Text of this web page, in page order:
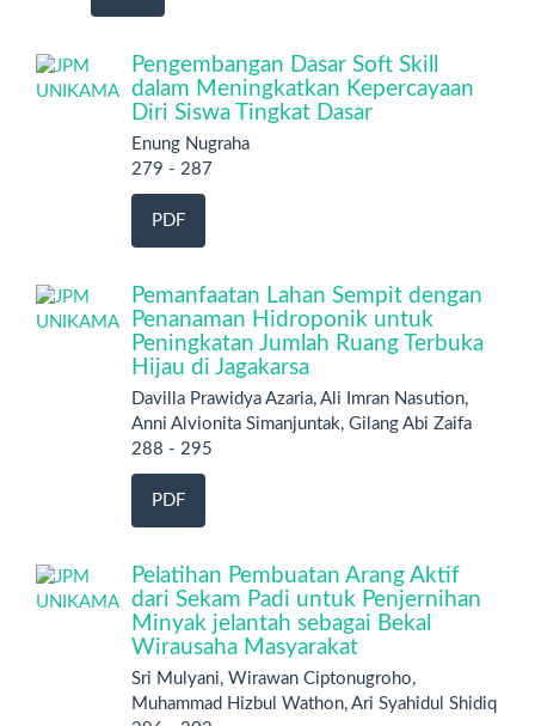
Pengembangan Dasar Soft Skill
dalam Meningkatkan Kepercayaan
Diri Siswa Tingkat Dasar
Enung Nugraha
279 - 287
PDF
Pemanfaatan Lahan Sempit dengan
Penanaman Hidroponik untuk
Peningkatan Jumlah Ruang Terbuka
Hijau di Jagakarsa
Davilla Prawidya Azaria, Ali Imran Nasution,
Anni Alvionita Simanjuntak, Gilang Abi Zaifa
288 - 295
PDF
Pelatihan Pembuatan Arang Aktif
dari Sekam Padi untuk Penjernihan
Minyak jelantah sebagai Bekal
Wirausaha Masyarakat
Sri Mulyani, Wirawan Ciptonugroho,
Muhammad Hizbul Wathon, Ari Syahidul Shidiq